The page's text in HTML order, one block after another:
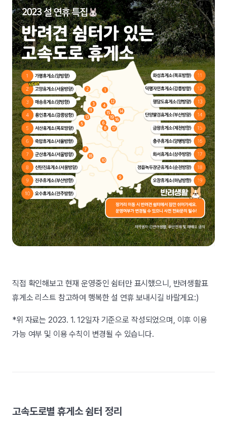
직접 확인해보고 현재 운영중인 쉼터만 표시했으니, 반려생활표
휴게소 리스트 참고하여 행복한 설 연휴 보내시길 바랄게요:)
*위 자료는 2023. 1. 12일자 기준으로 작성되었으며, 이후 이용
가능 여부 및 이용 수칙이 변경될 수 있습니다.
고속도로별 휴게소 쉼터 정리